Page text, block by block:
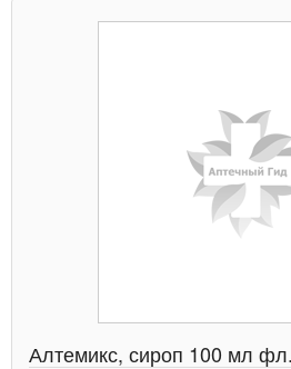
Алтемикс, сироп 100 мл фл.